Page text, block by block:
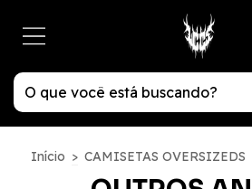
Início > CAMISETAS OVERSIZEDS